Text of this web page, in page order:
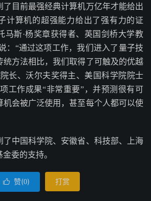
了目前最强经典计算机万亿年才能给出
计算机的超强能力给出了强有力的证
马斯·杨奖章获得者、英国剑桥大学教
：“通过这项工作，我们进入了量子技
统方法相比，我们取得了可触及的优越
长、沃尔夫奖得主、美国科学院院士
工作成果“非常重要”，并预测很有可
机会被广泛使用，甚至每个人都可以使
了中国科学院、安徽省、科技部、上海
委的支持。
 赞(0) 打赏